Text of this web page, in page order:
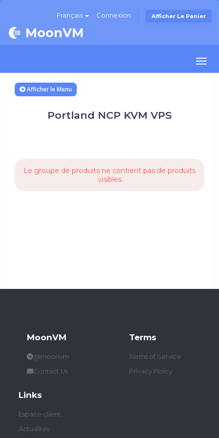
Français Connexion Afficher Le Panier
MoonVM
Afficher le Menu
Portland NCP KVM VPS
Le groupe de produits ne contient pas de produits
visibles
MoonVM
@moonvm
Contact Us
Terms
Terms of Service
Privacy Policy
Links
Espace client
Actualités